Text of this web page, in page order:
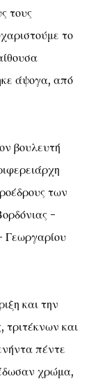
τους
το
άψογα, από
βουλευτή
των
-
και την
και
πέντε
χρώμα,